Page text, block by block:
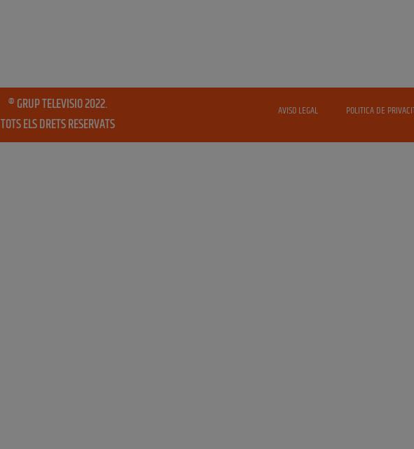
® GRUP TELEVISIO 2022.
TOTS ELS DRETS RESERVATS
AVISO LEGAL POLITICA DE